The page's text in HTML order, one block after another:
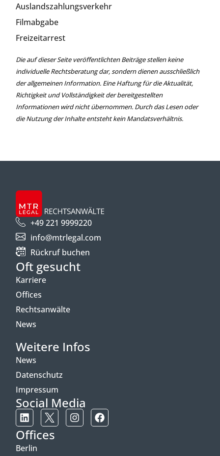
Auslandszahlungsverkehr
Filmabgabe
Freizeitarrest
Die auf dieser Seite veröffentlichten Beiträge stellen keine
individuelle Rechtsberatung dar, sondern dienen ausschließlich
der allgemeinen Information. Eine Haftung für die Aktualität,
Richtigkeit und Vollständigkeit der bereitgestellten
Informationen wird nicht übernommen. Durch das Lesen oder
die Nutzung der Inhalte entsteht kein Mandatsverhältnis.
+49 221 9999220
info@mtrlegal.com
Rückruf buchen
Oft gesucht
Karriere
Offices
Rechtsanwälte
News
Weitere Infos
News
Datenschutz
Impressum
Social Media
Offices
Berlin